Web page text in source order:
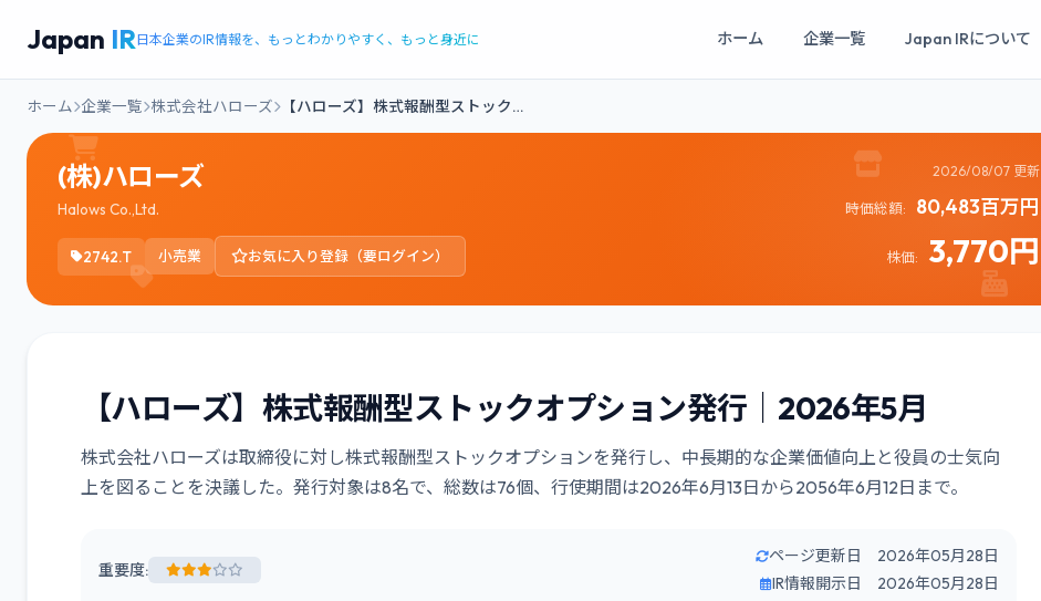
Japan IR日本企業のIR情報を、もっとわかりやすく、もっと身近に ホーム 企業一覧 Japan IRについて
ホーム 企業一覧 株式会社ハローズ 【ハローズ】株式報酬型ストック…
(株)ハローズ
Halows Co.,Ltd.
2742.T 小売業 お気に入り登録（要ログイン）
2026/08/07 更新
時価総額: 80,483百万円
株価: 3,770円
【ハローズ】株式報酬型ストックオプション発行｜2026年5月
株式会社ハローズは取締役に対し株式報酬型ストックオプションを発行し、中長期的な企業価値向上と役員の士気向
上を図ることを決議した。発行対象は8名で、総数は76個、行使期間は2026年6月13日から2056年6月12日まで。
重要度:
ページ更新日 2026年05月28日
IR情報開示日 2026年05月28日